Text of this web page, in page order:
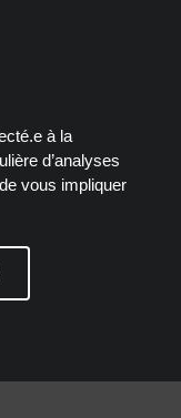
à la
d’analyses
vous impliquer